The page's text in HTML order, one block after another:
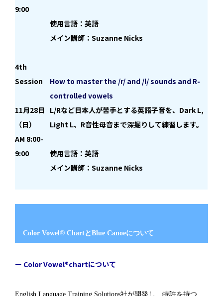
9:00
使用言語：英語
メイン講師：Suzanne Nicks
4th
Session
11月28日
（日）
AM 8:00-
9:00
How to master the /r/ and /l/ sounds and R-
controlled vowels
L/Rなど日本人が苦手とする英語子音を、Dark L,
Light L、R音性母音まで深掘りして練習します。
使用言語：英語
メイン講師：Suzanne Nicks
Color Vowel® ChartとBlue Canoeについて
ー Color Vowel®chartについて
English Language Training Solutions社が開発し、特許を持つ